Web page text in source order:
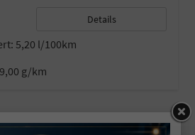
Details
5,20 l/100km
g/km